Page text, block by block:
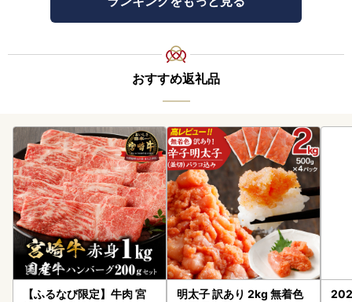
おすすめ返礼品
【ふるなび限定】牛肉 宮
明太子 訳あり 2kg 無着色